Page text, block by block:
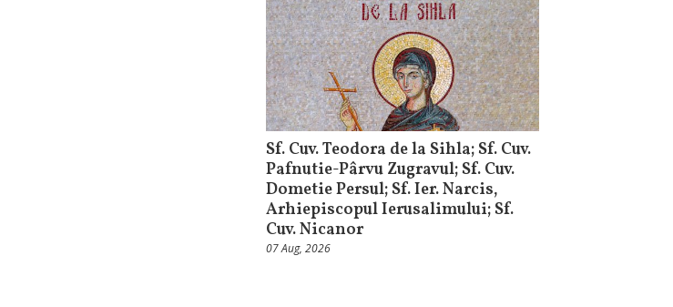
Sf. Cuv. Teodora de la Sihla; Sf. Cuv.
Pafnutie-Pârvu Zugravul; Sf. Cuv.
Dometie Persul; Sf. Ier. Narcis,
Arhiepiscopul Ierusalimului; Sf.
Cuv. Nicanor
07 Aug, 2026